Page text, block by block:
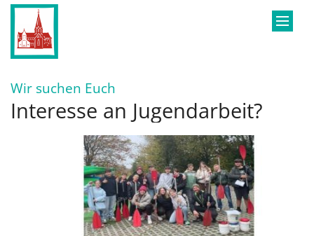
Zum Inhalt springen
Wir suchen Euch
Interesse an Jugendarbeit?